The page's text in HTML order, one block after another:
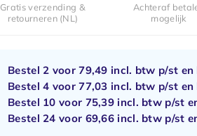
Gratis verzending &
retourneren (NL)
Achteraf
mogelijk
Bestel 2 voor79,49 incl. btw p/st en
Bestel 4 voor77,03 incl. btw p/st en
Bestel 10 voor 75,39 incl. btw p/st
Bestel 24 voor 69,66 incl. btw p/st